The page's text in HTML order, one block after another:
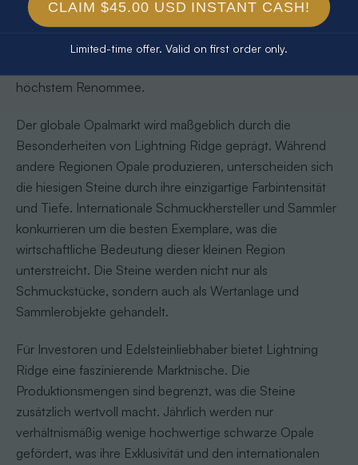
Opale, die weltweit für ihre außergewöhnliche Qualität
und Seltenheit geschätzt werdende.wikipedia.org.
Schwarze Opaleaus dieser Region sind mehr als nur
höchstem Renommee.
Der globale Opalmarkt wird maßgeblich durch die
Besonderheiten von Lightning Ridge geprägt. Während
andere Regionen Opale produzieren, unterscheiden sich
die hiesigen Steine durch ihre einzigartige Farbintensität
und Tiefe. Internationale Schmuckhersteller und Sammler
konkurrieren um die besten Exemplare, was die
wirtschaftliche Bedeutung dieser kleinen Region
unterstreicht. Die Steine werden nicht nur als
Schmuckstücke, sondern auch als Wertanlage und
Sammlerobjekte gehandelt.
Für Investoren und Edelsteinliebhaber bietet Lightning
Ridge eine faszinierende Marktnische. Die
Produktionsmengen sind begrenzt, was die Steine
zusätzlich wertvoll macht. Jährlich werden nur
verhältnismäßig wenige hochwertige schwarze Opale
gefördert, was ihre Exklusivität und den internationalen
CLAIM $45.00 USD INSTANT CASH!
Limited-time offer. Valid on first order only.